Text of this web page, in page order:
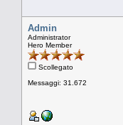
Admin
Administrator
Hero Member
Scollegato
Messaggi: 31.672